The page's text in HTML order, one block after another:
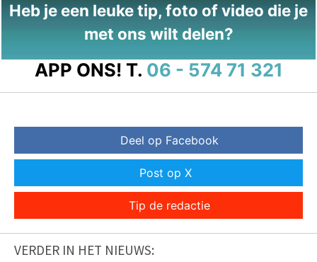
Heb je een leuke tip, foto of video die je
met ons wilt delen?
APP ONS! T. 06 - 574 71 321
Deel op Facebook
Post op X
Tip de redactie
VERDER IN HET NIEUWS: